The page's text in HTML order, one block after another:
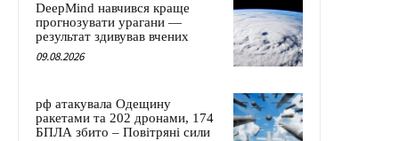
DeepMind навчився краще
прогнозувати урагани —
результат здивував вчених
09.08.2026
рф атакувала Одещину
ракетами та 202 дронами, 174
БПЛА збито – Повітряні сили